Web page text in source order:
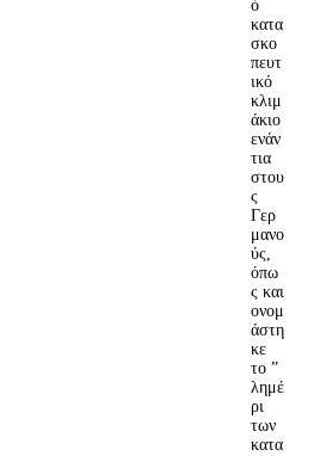
ό
κατα
σκο
πευτ
ικό
κλιμ
άκιο
ενάν
τια
στου
ς
Γερ
μανο
ύς,
όπω
ς και
ονομ
άστη
κε
το ”
λημέ
ρι
των
κατα